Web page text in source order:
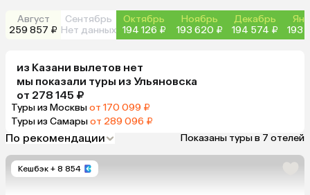
Август
259 857 ₽
Сентябрь
Нет данных
Октябрь
194 126 ₽
Ноябрь
193 620 ₽
Декабрь
194 574 ₽
193
из Казани вылетов нет
мы показали туры из Ульяновска
от 278 145 ₽
Туры из Москвыот 170 099 ₽
Туры из Самарыот 289 096 ₽
По рекомендации Показаны туры в 7 отелей
Кешбэк + 8 854